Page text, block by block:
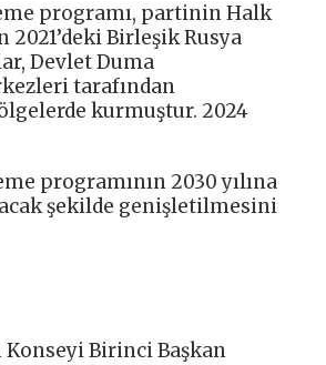
programı, partinin Halk
2021’deki Birleşik Rusya
Devlet Duma
tarafından
kurmuştur. 2024
programının 2030 yılına
şekilde genişletilmesini
Konseyi Birinci Başkan